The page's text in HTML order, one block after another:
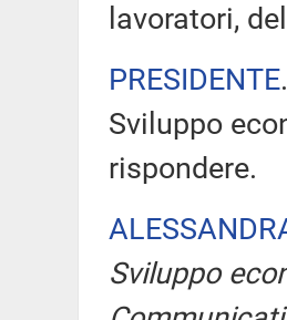
lavoratori,
PRESIDENTE
Sviluppo
rispondere.
Sviluppo